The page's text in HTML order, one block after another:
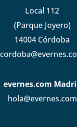
Local 112
(Parque Joyero)
14004 Córdoba
evernes.com
hola@evernes.com